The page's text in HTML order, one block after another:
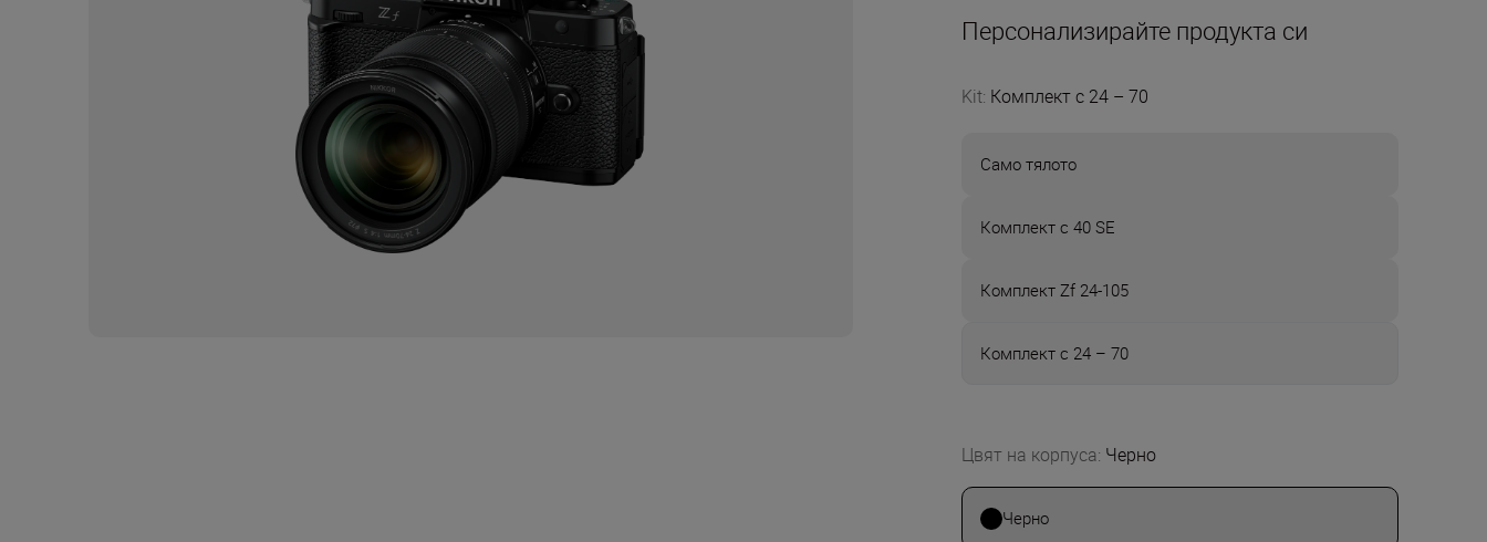
Персонализирайте продукта си
Kit: Комплект с 24 – 70
Само тялото
Комплект с 40 SE
Комплект Zf 24-105
Комплект с 24 – 70
Цвят на корпуса: Черно
Черно